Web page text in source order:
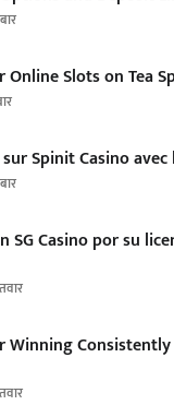
Slots on Tea
Spinit Casino
SG Casino por su
Winning